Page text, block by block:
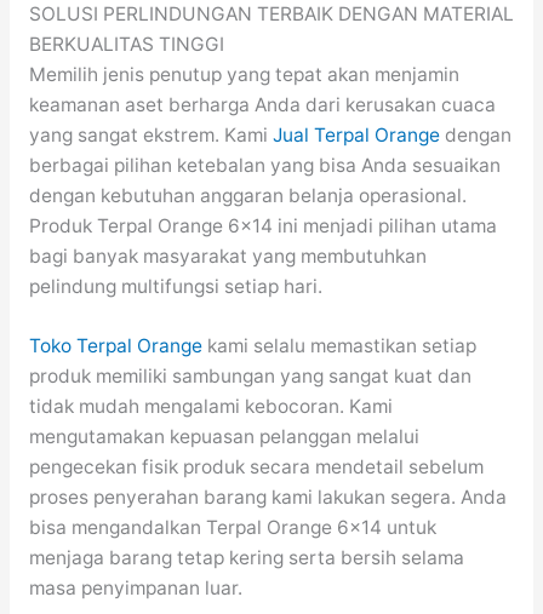
SOLUSI PERLINDUNGAN TERBAIK DENGAN MATERIAL
BERKUALITAS TINGGI
Memilih jenis penutup yang tepat akan menjamin
keamanan aset berharga Anda dari kerusakan cuaca
yang sangat ekstrem. Kami Jual Terpal Orangedengan
berbagai pilihan ketebalan yang bisa Anda sesuaikan
dengan kebutuhan anggaran belanja operasional.
Produk Terpal Orange 6×14 ini menjadi pilihan utama
bagi banyak masyarakat yang membutuhkan
pelindung multifungsi setiap hari.
Toko Terpal Orangekami selalu memastikan setiap
produk memiliki sambungan yang sangat kuat dan
tidak mudah mengalami kebocoran. Kami
mengutamakan kepuasan pelanggan melalui
pengecekan fisik produk secara mendetail sebelum
proses penyerahan barang kami lakukan segera. Anda
bisa mengandalkan Terpal Orange 6×14 untuk
menjaga barang tetap kering serta bersih selama
masa penyimpanan luar.